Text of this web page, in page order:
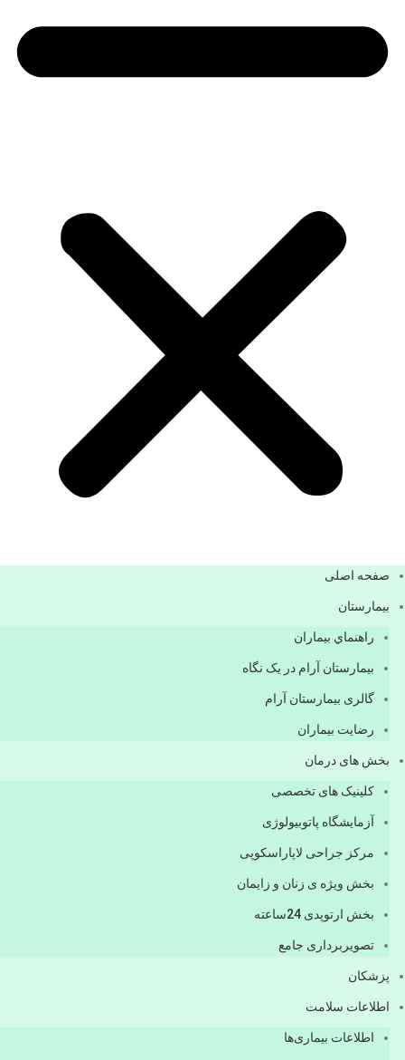
صفحه اصلی
بيمارستان
راهنماي بیماران
بیمارستان آرام در یک نگاه
گالری بیمارستان آرام
رضایت بیماران
بخش های درمان
کلینیک های تخصصی
آزمایشگاه پاتوبیولوژی
مرکز جراحی لاپاراسکوپی
بخش ویژه ی زنان و زایمان
بخش ارتوپدی 24ساعته
تصویربرداری جامع
پزشكان
اطلاعات سلامت
اطلاعات بیماری‌ها